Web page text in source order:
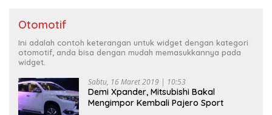
Otomotif
Ini adalah contoh keterangan untuk widget dengan kategori
otomotif, anda bisa dengan mudah memasukkannya pada
widget.
Sabtu, 16 Maret 2019 | 10:53
Demi Xpander, Mitsubishi Bakal
Mengimpor Kembali Pajero Sport